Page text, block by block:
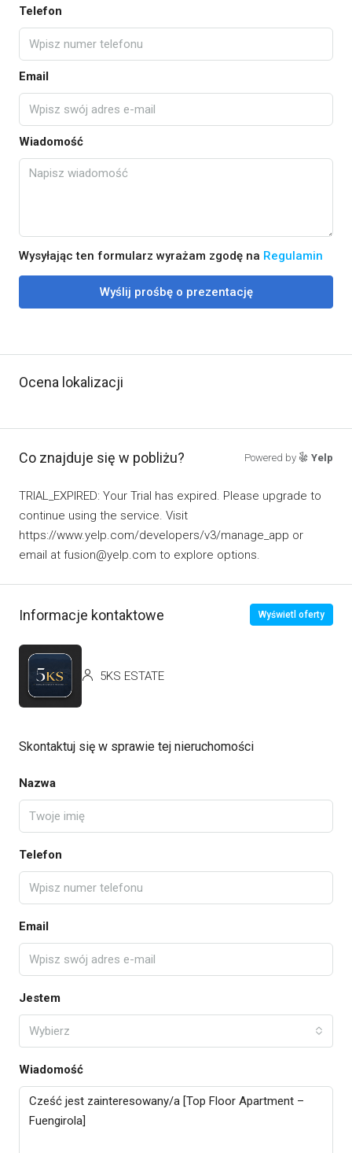
Telefon
Email
Wiadomość
Wysyłając ten formularz wyrażam zgodę na Regulamin
Wyślij prośbę o prezentację
Ocena lokalizacji
Co znajduje się w pobliżu? Powered by Yelp
TRIAL_EXPIRED: Your Trial has expired. Please upgrade to
continue using the service. Visit
https://www.yelp.com/developers/v3/manage_app or
email at fusion@yelp.com to explore options.
Informacje kontaktowe Wyświetl oferty
5KS ESTATE
Skontaktuj się w sprawie tej nieruchomości
Nazwa
Telefon
Email
Jestem
Wybierz
Wiadomość